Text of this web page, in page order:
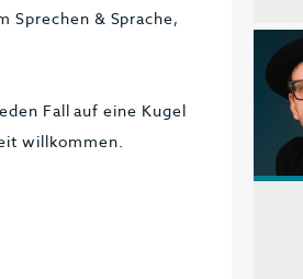
Sprechen & Sprache,
Fall auf eine Kugel
willkommen.